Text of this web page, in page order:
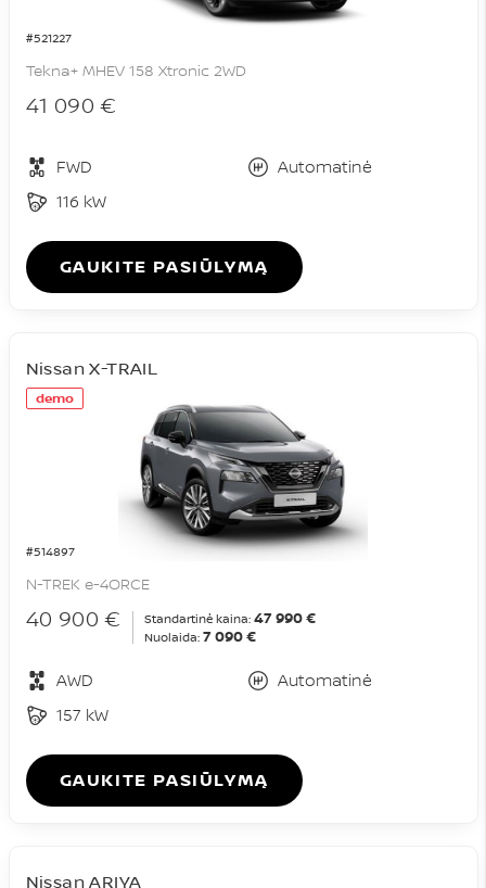
#521227
Tekna+ MHEV 158 Xtronic 2WD
41 090 €
FWD
Automatinė
116 kW
GAUKITE PASIŪLYMĄ
demo
#514897
Nissan X-TRAIL
N-TREK e-4ORCE
40 900 € Standartinė kaina: 47 990 €
Nuolaida: 7 090 €
AWD
Automatinė
157 kW
GAUKITE PASIŪLYMĄ
Nissan ARIYA